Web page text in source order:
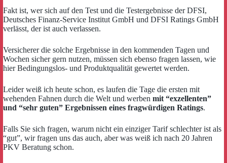
Fakt ist, wer sich auf den Test und die Testergebnisse der DFSI,
Deutsches Finanz-Service Institut GmbH und DFSI Ratings GmbH
verlässt, der ist auch verlassen.
Versicherer die solche Ergebnisse in den kommenden Tagen und
Wochen sicher gern nutzen, müssen sich ebenso fragen lassen, wie
hier Bedingungslos- und Produktqualität gewertet werden.
Leider weiß ich heute schon, es laufen die Tage die ersten mit
wehenden Fahnen durch die Welt und werben mit “exzellenten”
und “sehr guten” Ergebnissen eines fragwürdigen Ratings.
Falls Sie sich fragen, warum nicht ein einziger Tarif schlechter ist als
“gut”, wir fragen uns das auch, aber was weiß ich nach 20 Jahren
PKV Beratung schon.